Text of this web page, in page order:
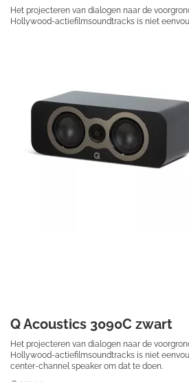
Het projecteren van dialogen naar de
Hollywood-actiefilmsoundtracks is niet
Q Acoustics 3090C zwart
Het projecteren van dialogen naar de
Hollywood-actiefilmsoundtracks is niet
center-channel speaker om dat te doen.